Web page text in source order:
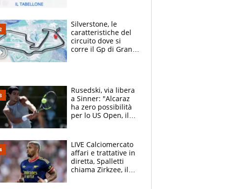
Silverstone, le
caratteristiche del
circuito dove si
corre il Gp di Gran
Rusedski, via libera
a Sinner: "Alcaraz
ha zero possibilità
per lo US Open, il
LIVE Calciomercato
affari e trattative in
diretta, Spalletti
chiama Zirkzee, il